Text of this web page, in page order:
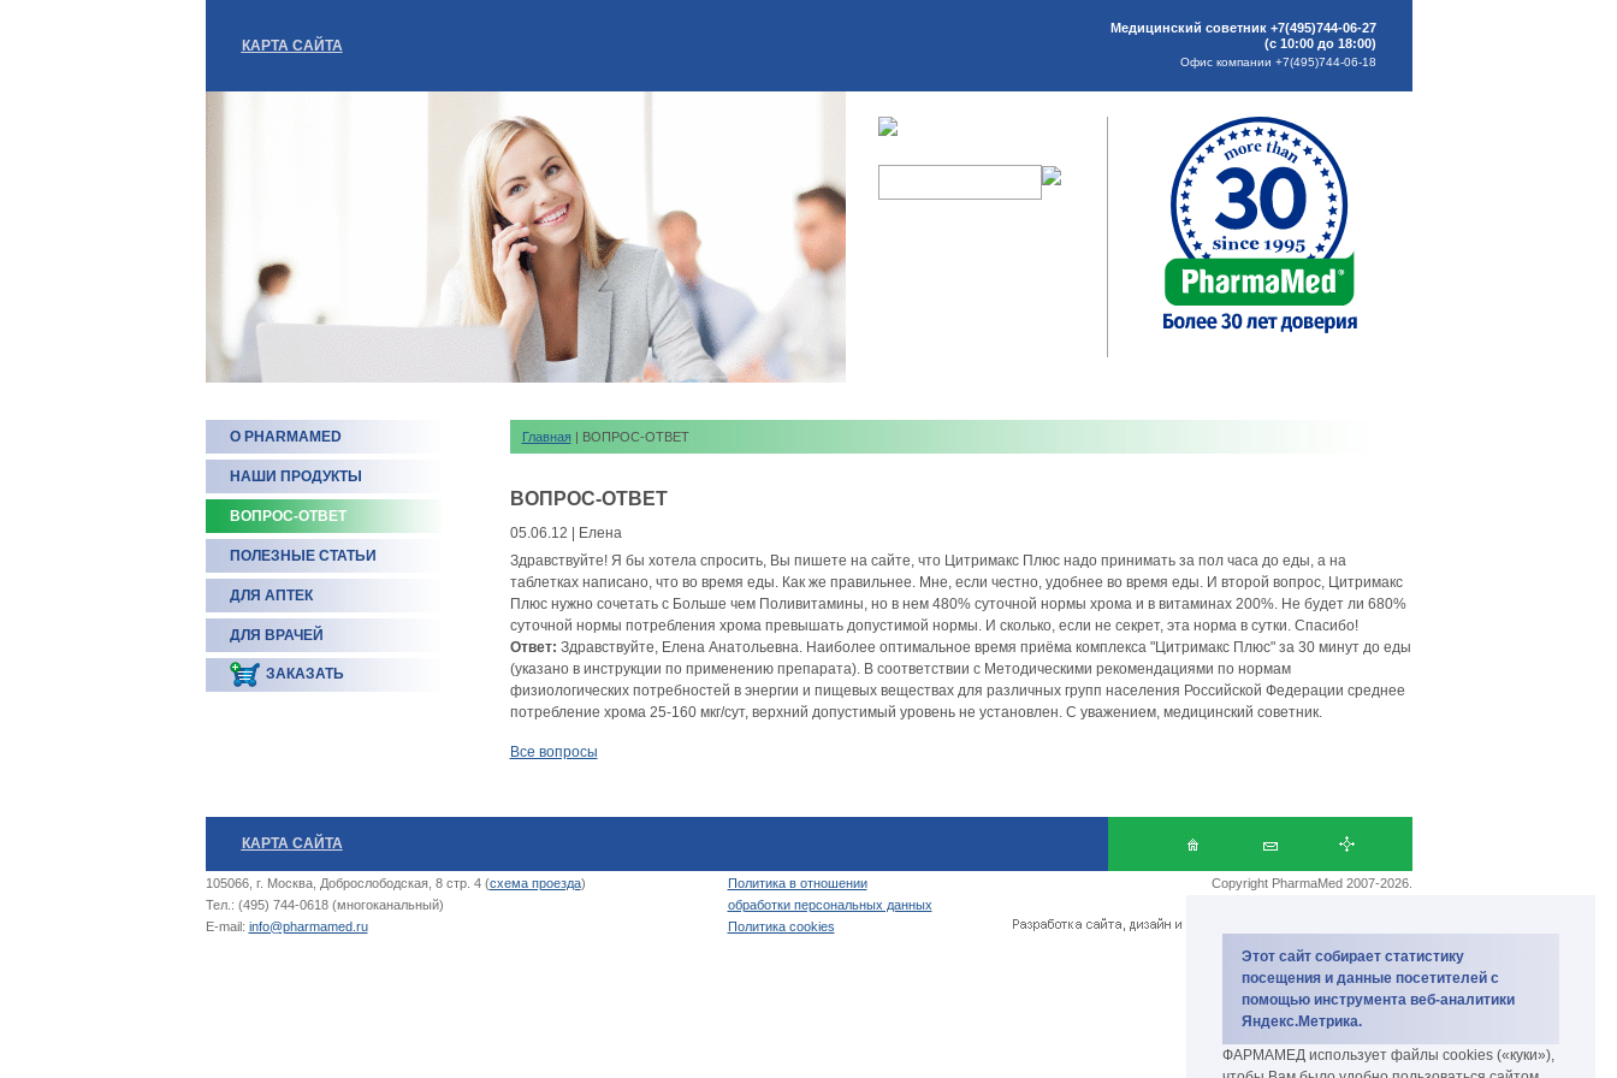
Этот сайт собирает статистику
посещения и данные посетителей с
помощью инструмента веб-аналитики
Яндекс.Метрика.
ФАРМАМЕД использует файлы cookies («куки»),
КАРТА САЙТА
Медицинский советник +7(495)744-06-27
(с 10:00 до 18:00)
Офис компании +7(495)744-06-18
О PHARMAMED
НАШИ ПРОДУКТЫ
ВОПРОС-ОТВЕТ
ПОЛЕЗНЫЕ СТАТЬИ
ДЛЯ АПТЕК
ДЛЯ ВРАЧЕЙ
ЗАКАЗАТЬ
Главная | ВОПРОС-ОТВЕТ
ВОПРОС-ОТВЕТ
05.06.12 | Елена
Здравствуйте! Я бы хотела спросить, Вы пишете на сайте, что Цитримакс Плюс надо принимать за пол часа до еды, а на
таблетках написано, что во время еды. Как же правильнее. Мне, если честно, удобнее во время еды. И второй вопрос, Цитримакс
Плюс нужно сочетать с Больше чем Поливитамины, но в нем 480% суточной нормы хрома и в витаминах 200%. Не будет ли 680%
суточной нормы потребления хрома превышать допустимой нормы. И сколько, если не секрет, эта норма в сутки. Спасибо!
Ответ: Здравствуйте, Елена Анатольевна. Наиболее оптимальное время приёма комплекса "Цитримакс Плюс" за 30 минут до еды
(указано в инструкции по применению препарата). В соответствии с Методическими рекомендациями по нормам
физиологических потребностей в энергии и пищевых веществах для различных групп населения Российской Федерации среднее
потребление хрома 25-160 мкг/сут, верхний допустимый уровень не установлен. С уважением, медицинский советник.
Все вопросы
КАРТА САЙТА
105066, г. Москва, Доброслободская, 8 стр. 4 (схема проезда)
Тел.: (495) 744-0618 (многоканальный)
E-mail: info@pharmamed.ru
Политика в отношении
обработки персональных данных
Политика cookies
Copyright PharmaMed 2007-2026.